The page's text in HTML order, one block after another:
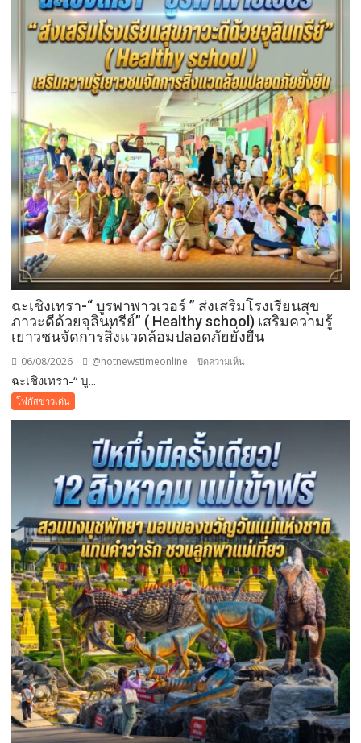
ฉะเชิงเทรา-​“ บูรพาพาวเวอร์ ” ส่งเสริมโรงเรียนสุข
ภาวะดีด้วยจุลินทรีย์” ( Healthy school) เสริมความรู้
เยาวชนจัดการสิ่งแวดล้อมปลอดภัยยั่งยืน
06/08/2026 @hotnewstimeonline ปิดความเห็น
พา
ว
เวอร์
”
ส่ง
เสริม
โรงเรียน
สุข
ภาวะ
ดี
ด้วย
จุลินทรีย์”
(
Healthy
school)
เสริม
ความ
ฉะเชิงเทรา-​“ บู...
โฟกัสข่าวเด่น